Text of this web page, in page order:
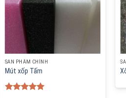
SẢN PHẨM CHÍNH
Mút xốp Tấm